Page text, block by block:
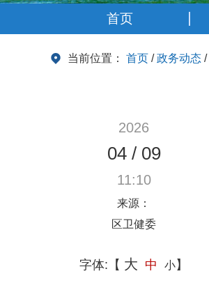
首页
当前位置： 首页 /政务动态 /
2026
04 /09
11:10
来源：
区卫健委
字体:【 大 中 小】